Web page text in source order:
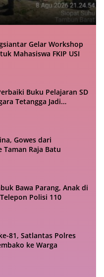
Gelar Workshop
Mahasiswa FKIP USI
Buku Pelajaran SD
Tetangga Jadi
Gowes dari
Taman Raja Batu
Bawa Parang, Anak di
Polisi 110
81, Satlantas Polres
ke Warga